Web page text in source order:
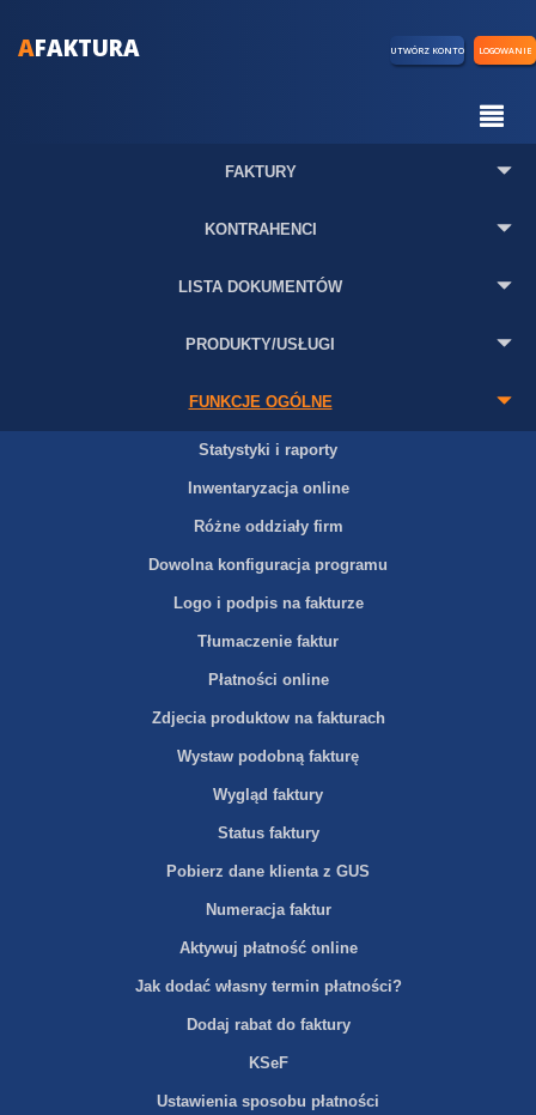
AFAKTURA UTWÓRZ KONTO LOGOWANIE
FAKTURY
KONTRAHENCI
LISTA DOKUMENTÓW
PRODUKTY/USŁUGI
FUNKCJE OGÓLNE
Statystyki i raporty
Inwentaryzacja online
Różne oddziały firm
Dowolna konfiguracja programu
Logo i podpis na fakturze
Tłumaczenie faktur
Płatności online
Zdjecia produktow na fakturach
Wystaw podobną fakturę
Wygląd faktury
Status faktury
Pobierz dane klienta z GUS
Numeracja faktur
Aktywuj płatność online
Jak dodać własny termin płatności?
Dodaj rabat do faktury
KSeF
Ustawienia sposobu płatności